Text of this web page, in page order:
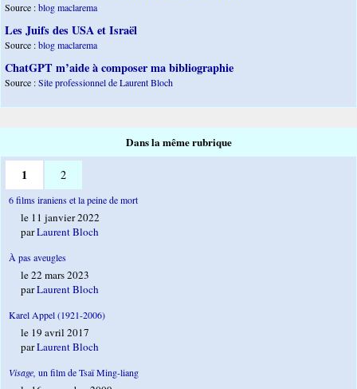
Source :blog maclarema
Les Juifs des USA et Israël
Source :blog maclarema
ChatGPT m’aide à composer ma bibliographie
Source :Site professionnel de Laurent Bloch
Dans la même rubrique
1 2
6 films iraniens et la peine de mort
le 11 janvier 2022
parLaurent Bloch
À pas aveugles
le 22 mars 2023
parLaurent Bloch
Karel Appel (1921-2006)
le 19 avril 2017
parLaurent Bloch
Visage, un film de Tsaï Ming-liang